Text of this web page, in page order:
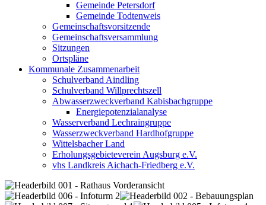
Gemeinde Petersdorf
Gemeinde Todtenweis
Gemeinschaftsvorsitzende
Gemeinschaftsversammlung
Sitzungen
Ortspläne
Kommunale Zusammenarbeit
Schulverband Aindling
Schulverband Willprechtszell
Abwasserzweckverband Kabisbachgruppe
Energiepotenzialanalyse
Wasserverband Lechraingruppe
Wasserzweckverband Hardhofgruppe
Wittelsbacher Land
Erholungsgebieteverein Augsburg e.V.
vhs Landkreis Aichach-Friedberg e.V.